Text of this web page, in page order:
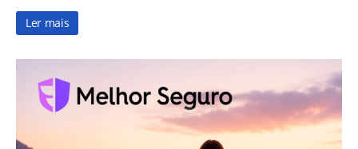
Ler mais